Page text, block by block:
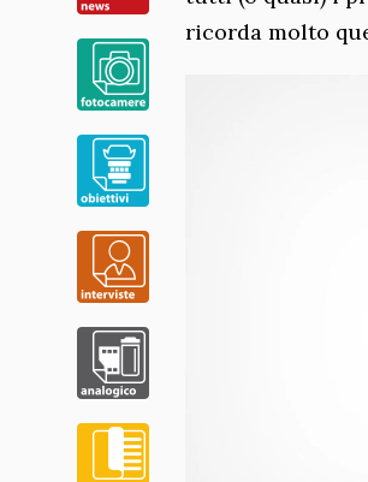
ricorda molto